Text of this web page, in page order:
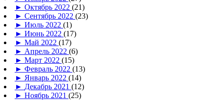
► Октябрь 2022 (21)
► Сентябрь 2022 (23)
► Июль 2022 (1)
► Июнь 2022 (17)
► Май 2022 (17)
► Апрель 2022 (6)
► Март 2022 (15)
► Февраль 2022 (13)
► Январь 2022 (14)
► Декабрь 2021 (12)
► Ноябрь 2021 (25)